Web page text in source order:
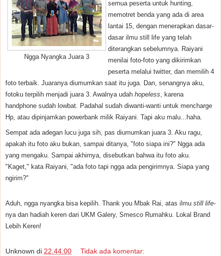
Ngga Nyangka Juara 3
semua peserta untuk hunting,
memotret benda yang ada di area
lantai 15, dengan menerapkan dasar-
dasar ilmu still life yang telah
diterangkan sebelumnya. Raiyani
menilai foto-foto yang dikirimkan
peserta melalui twitter, dan memilih 4
foto terbaik. Juaranya diumumkan saat itu juga. Dan, senangnya aku,
fotoku terpilih menjadi juara 3. Awalnya udah hopeless , karena
handphone sudah lowbat. Padahal sudah diwanti-wanti untuk mencharge
Hp, atau dipinjamkan powerbank milik Raiyani. Tapi aku malu...haha.
Sempat ada adegan lucu juga sih, pas diumumkan juara 3. Aku ragu,
apakah itu foto aku bukan, sampai ditanya, "foto siapa ini?" Ngga ada
yang mengaku. Sampai akhirnya, disebutkan bahwa itu foto aku.
"Kaget," kata Raiyani, "ada foto tapi ngga ada pengirimnya. Siapa yang
ngirim?"
Aduh, ngga nyangka bisa kepilih. Thank you Mbak Rai, atas ilmu still life-
nya dan hadiah keren dari UKM Galery, Smesco Rumahku. Lokal Brand
Lebih Keren!
Unknown di 22.44.00 Tidak ada komentar: